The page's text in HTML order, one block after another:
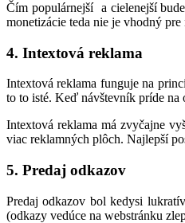
Čím populárnejší a cielenejší
monetizácie teda nie je vhodný
4. Intextová reklama
Intextová reklama funguje na
to to isté. Keď návštevník príde
Intextová reklama má zvyčajne
viac reklamných plôch. Najlepší
5. Predaj odkazov
Predaj odkazov bol kedysi
(odkazy vedúce na webstránku